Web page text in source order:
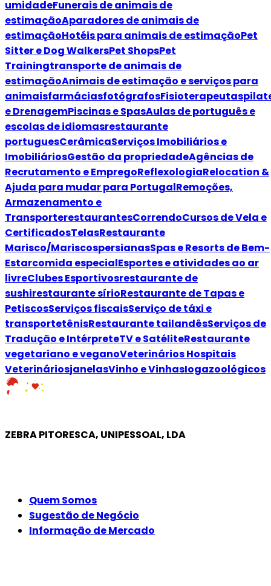
umidadeFunerais de animais de
estimaçãoAparadores de animais de
estimaçãoHotéis para animais de estimaçãoPet
Sitter e Dog WalkersPet ShopsPet
Trainingtransporte de animais de
estimaçãoAnimais de estimação e serviços para
animaisfarmáciasfotógrafosFisioterapeutas
e DrenagemPiscinas e SpasAulas de português e
escolas de idiomasrestaurante
portuguesCerâmicaServiços Imobiliários e
ImobiliáriosGestão da propriedadeAgências de
Recrutamento e EmpregoReflexologiaRelocation &
Ajuda para mudar para PortugalRemoções,
Armazenamento e
TransporterestaurantesCorrendoCursos de Vela e
CertificadosTelasRestaurante
Marisco/MariscospersianasSpas e Resorts de Bem-
Estarcomida especialEsportes e atividades ao ar
livreClubes Esportivosrestaurante de
sushirestaurante sírioRestaurante de Tapas e
PetiscosServiços fiscaisServiço de táxi e
transportetênisRestaurante tailandêsServiços de
Tradução e IntérpreteTV e SatéliteRestaurante
vegetariano e veganoVeterinários Hospitais
VeterináriosjanelasVinho e VinhasIogazoológicos
ZEBRA PITORESCA, UNIPESSOAL, LDA
Quem Somos
Sugestão de Negócio
Informação de Mercado